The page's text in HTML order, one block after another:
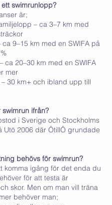
swimrunlopp?
är;
– ca 3–7 km med
9–15 km med en SWIFA på
ca 20–30 km med en SWIFA
mer
30 km+ och ibland upp till
ifrån?
i Sverige och Stockholms
Utö 2006 där ÖtillÖ grundade
behövs för swimrun?
komma igång för det enda du
för att testa är
skor. Men om man vill träna
behöver man;